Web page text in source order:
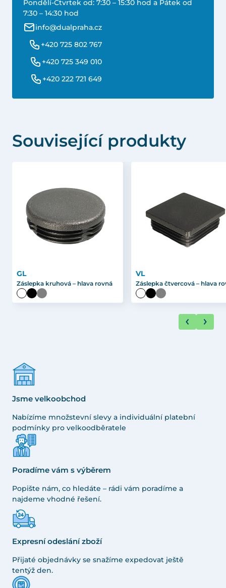
Pondělí-Čtvrtek od: 7:30 – 15:30 hod a Pátek od
7:30 – 14:30 hod
info@dualpraha.cz
+420 725 802 767
+420 725 349 010
+420 222 721 649
Související produkty
GL
Záslepka kruhová – hlava rovná
VL
Záslepka čtvercová – hlava
Jsme velkoobchod
Nabízíme množstevní slevy a individuální platební
podmínky pro velkoodběratele
Poradíme vám s výběrem
Popište nám, co hledáte – rádi vám poradíme a
najdeme vhodné řešení.
Expresní odeslání zboží
Přijaté objednávky se snažíme expedovat ještě
tentýž den.